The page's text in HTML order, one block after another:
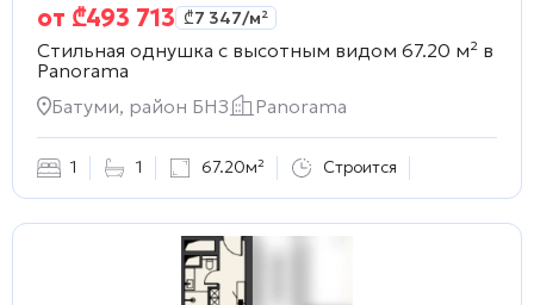
от ₾493 713 ₾7 347/м²
Стильная однушка с высотным видом 67.20 м² в
Panorama
Батуми, район БНЗ
Panorama
1 1 67.20м² Строится